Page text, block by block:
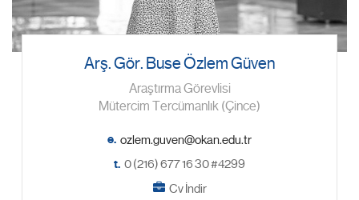
Arş. Gör. Buse Özlem Güven
Araştırma Görevlisi
Mütercim Tercümanlık (Çince)
e.
t. 0 (216) 677 16 30 #4299
Cv İndir